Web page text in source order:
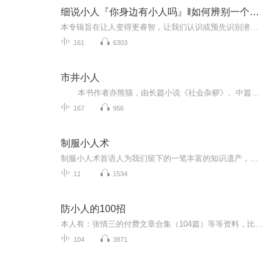
细说小人『你身边有小人吗』‖如何辨别一个人为小人呢
161 6303
市井小人
167 956
制服小人术
11 1534
防小人的100招
104 3871